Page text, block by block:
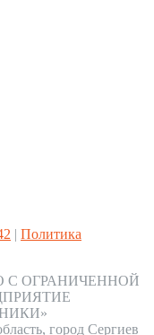
| Политика
С ОГРАНИЧЕННОЙ
город Сергиев